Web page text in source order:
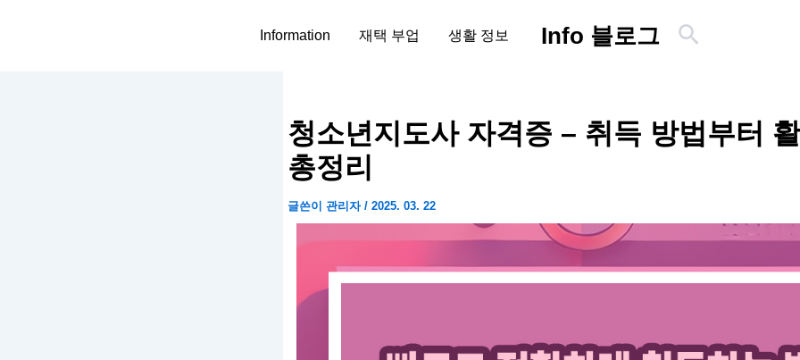
Information 재택 부업 생활 정보 Info 블로그
검
청소년지도사 자격증 – 취득 방법부터
총정리
글쓴이 관리자 / 2025. 03. 22